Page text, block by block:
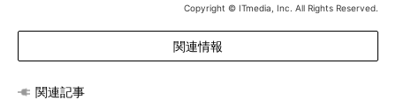
Copyright © ITmedia, Inc. All Rights Reserved.
関連情報
関連記事